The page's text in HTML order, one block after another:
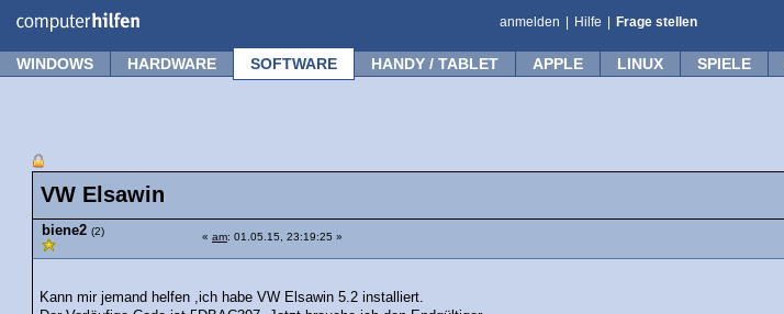
anmelden Hilfe Frage stellen
WINDOWS HARDWARE SOFTWARE HANDY / TABLET APPLE LINUX SPIELE
VW Elsawin
biene2 (2) « am: 01.05.15, 23:19:25 »
Kann mir jemand helfen ,ich habe VW Elsawin 5.2 installiert.